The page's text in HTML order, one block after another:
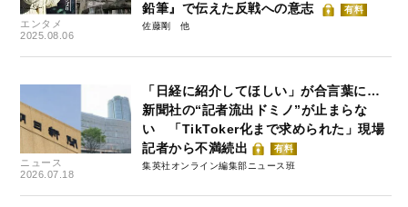
エンタメ
2025.08.06
鉛筆』で伝えた反戦への意志
有料
佐藤剛
ニュース
2026.07.18
「日経に紹介してほしい」が合言葉に…
新聞社の“記者流出ドミノ”が止まらな
い 「TikToker化まで求められた」現場
記者から不満続出
有料
集英社オンライン編集部ニュース班